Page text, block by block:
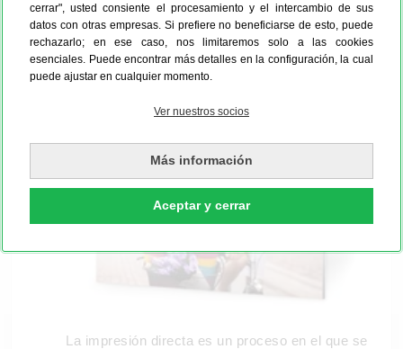
cerrar", usted consiente el procesamiento y el intercambio de sus
datos con otras empresas. Si prefiere no beneficiarse de esto, puede
rechazarlo; en ese caso, nos limitaremos solo a las cookies
esenciales. Puede encontrar más detalles en la configuración, la cual
puede ajustar en cualquier momento.
Ver nuestros socios
Más información
Aceptar y cerrar
puedas elegir el tamaño apropiado para tu foto.
Impresión directa
La impresión directa es un proceso en el que se